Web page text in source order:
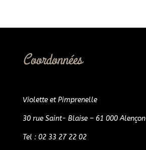
Coordonnées
Violette et Pimprenelle
30 rue Saint- Blaise – 61 000 Alençon
Tel : 02 33 27 22 02